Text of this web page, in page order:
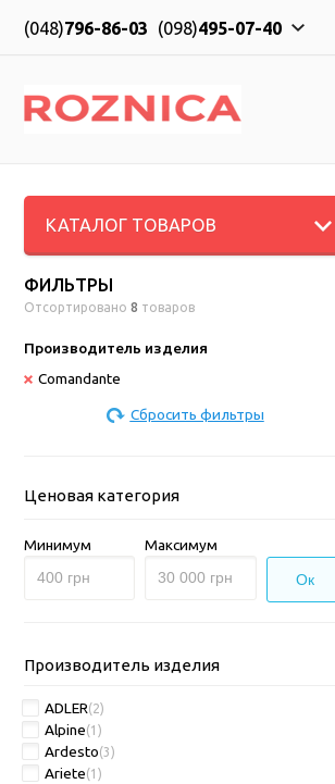
(048)796-86-03 (098)495-07-40
КАТАЛОГ ТОВАРОВ
ФИЛЬТРЫ
Отсортировано 8 товаров
Производитель изделия
Comandante
Сбросить фильтры
Ценовая категория
Минимум Максимум
Ок
Производитель изделия
ADLER(2)
Alpine(1)
Ardesto(3)
Ariete(1)